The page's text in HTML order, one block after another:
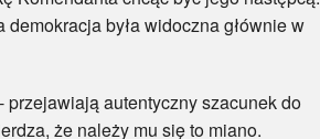
była widoczna głównie w
autentyczny szacunek do
że należy mu się to miano.